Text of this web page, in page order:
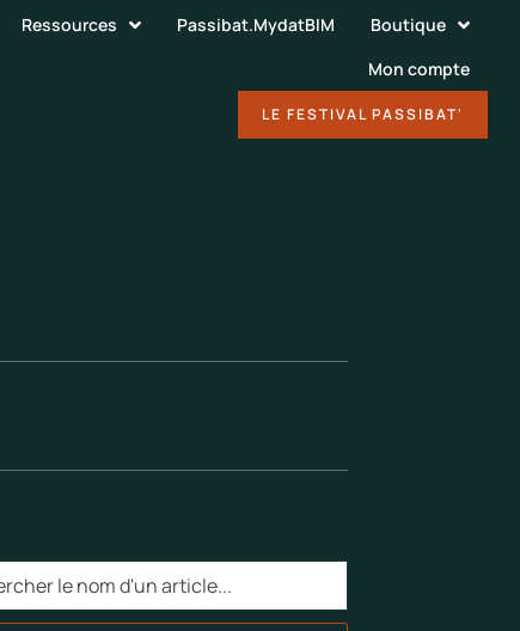
Ressources Passibat.MydatBIM
Boutique
Mon compte
LE FESTIVAL PASSIBAT'